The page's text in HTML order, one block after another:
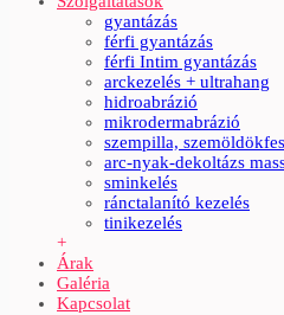
gyantázás
férfi gyantázás
férfi Intim gyantázás
arckezelés + ultrahang
hidroabrázió
mikrodermabrázió
szempilla,
arc-nyak-dekoltázs
sminkelés
ránctalanító kezelés
tinikezelés
+
Árak
Galéria
Kapcsolat